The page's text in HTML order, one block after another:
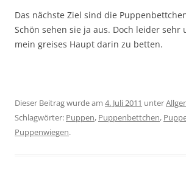
Das nächste Ziel sind die
Schön sehen sie ja aus. Doch leider sehr
mein greises Haupt darin zu betten.
Dieser Beitrag wurde am 4. Juli 2011 unter
Schlagwörter: Puppen, Puppenbettchen,
Puppenwiegen.